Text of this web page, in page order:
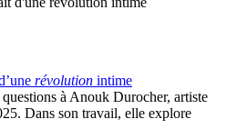
révolution intime
à Anouk Durocher, artiste
Dans son travail, elle explore